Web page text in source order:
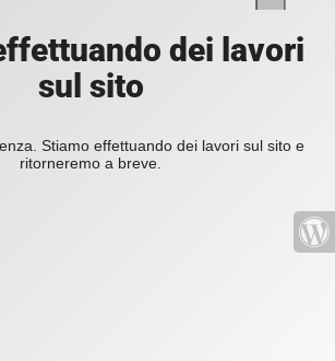
dei lavori
sul sito
Stiamo effettuando dei lavori sul sito e
ritorneremo a breve.